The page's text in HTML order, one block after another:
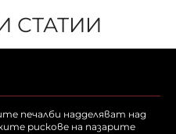
СТАТИИ
печалби надделяват над
рискове на пазарите